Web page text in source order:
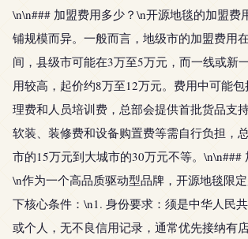
\n\n### 加盟费用多少？\n开源地毯的加盟费
铺规模而异。一般而言，地级市的加盟费用
间，县级市可能在3万至5万元，而一线或新
用较高，起价约8万至12万元。费用中可能
理费和人员培训费，总部会提供首批货品支
软装、装修费和设备购置费等需自行负担，
市的15万元到大城市的30万元不等。\n\n###
\n作为一个高品质驱动型品牌，开源地毯限
下核心条件：\n1. 身份要求：须是中华人民
或个人，无不良信用记录，通常优先接纳有